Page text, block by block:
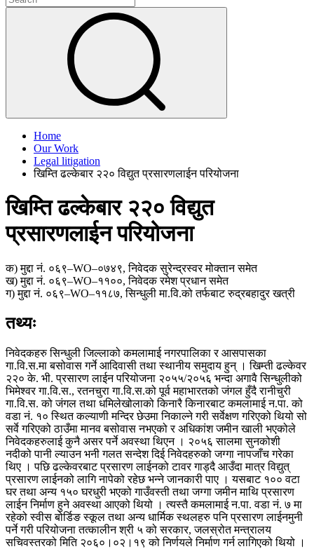
Home
Our Work
Legal litigation
खिम्ति ढल्केबार २२० विद्युत प्रसारणलाईन परियोजना
खिम्ति ढल्केबार २२० विद्युत
प्रसारणलाईन परियोजना
क) मुद्दा नं. ०६९–WO–०७४९, निवेदक सुरेन्द्रस्वर मोक्तान समेत
ख) मुद्दा नं. ०६९–WO–११००, निवेदक रमेश प्रधान समेत
ग) मुद्दा नं. ०६९–WO–११८७, सिन्धुली मा.वि.को तर्फबाट रुद्रबहादुर खत्री
तथ्यः
निवेदकहरु सिन्धुली जिल्लाको कमलामाई नगरपालिका र आसपासका
गा.वि.स.मा बसोवास गर्ने आदिवासी तथा स्थानीय समुदाय हुन् । खिम्ती ढल्केवर
२२० के. भी. प्रसारण लाईन परियोजना २०५५/२०५६ भन्दा अगावै सिन्धुलीको
भिमेश्वर गा.वि.स., रतनचुरा गा.वि.स.को पूर्व महाभारतको जंगल हुँदै रानीचुरी
गा.वि.स. को जंगल तथा धमिलेखोलाको किनारै किनारबाट कमलामाई न.पा. को
वडा नं. १० स्थित कल्याणी मन्दिर छेउमा निकाल्ने गरी सर्वेक्षण गरिएको थियो सो
सर्वे गरिएको ठाउँमा मानव बसोवास नभएको र अधिकांश जमीन खाली भएकोले
निवेदकहरुलाई कुनै असर पर्ने अवस्था थिएन । २०५६ सालमा सुनकोशी
नदीको पानी ल्याउन भनी गलत सन्देश दिई निवेदहरुको जग्गा नापजाँच गरेका
थिए । पछि ढल्केवरबाट प्रसारण लाईनको टावर गाड्दै आउँदा मात्र विद्युत्
प्रसारण लाईनको लागि नापेको रहेछ भन्ने जानकारी पाए । यसबाट १०० वटा
घर तथा अन्य १५० घरधुरी भएको गाउँवस्ती तथा जग्गा जमीन माथि प्रसारण
लाईन निर्माण हुने अवस्था आएको थियो । त्यस्तै कमलामाई न.पा. वडा नं. ७ मा
रहेको स्वीस बोर्डिङ स्कूल तथा अन्य धार्मिक स्थलहरु पनि प्रसारण लाईनमुनी
पर्ने गरी परियोजना तत्कालीन श्री ५ को सरकार, जलस्रोत मन्त्रालय
सचिवस्तरको मिति २०६०।०२।१९ को निर्णयले निर्माण गर्न लागिएको थियो ।